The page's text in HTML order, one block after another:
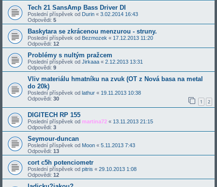
Tech 21 SansAmp Bass Driver DI
Poslední příspěvek od Durin « 3.02.2014 16:43
Odpovědi: 5
Baskytara se zkrácenou menzurou - struny.
Poslední příspěvek od Bezmozek « 17.12.2013 11:20
Odpovědi: 12
Problémy s nultým pražcem
Poslední příspěvek od Jirkaaa « 2.12.2013 13:31
Odpovědi: 9
Vliv materiálu hmatníku na zvuk (OT z Nová basa na metal
do 20k)
Poslední příspěvek od lathur « 19.11.2013 10:38
Odpovědi: 30 1 2
DIGITECH RP 155
Poslední příspěvek od martina72 « 13.11.2013 21:15
Odpovědi: 3
Seymour-duncan
Poslední příspěvek od Moon « 5.11.2013 7:43
Odpovědi: 13
cort c5h potenciometr
Poslední příspěvek od pitris « 29.10.2013 1:08
Odpovědi: 12